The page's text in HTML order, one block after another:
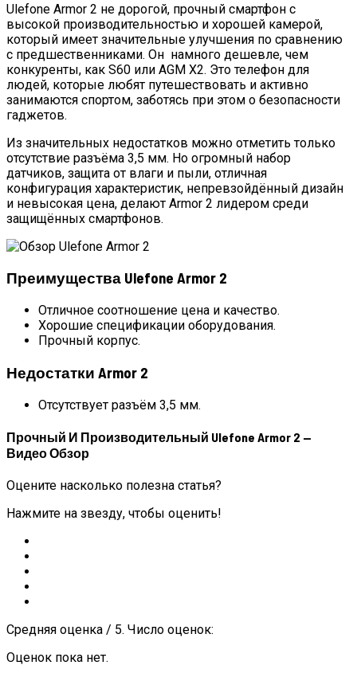
Ulefone Armor 2 не дорогой, прочный смартфон с
высокой производительностью и хорошей камерой,
который имеет значительные улучшения по сравнению
с предшественниками. Он намного дешевле, чем
конкуренты, как S60 или AGM X2. Это телефон для
людей, которые любят путешествовать и активно
занимаются спортом, заботясь при этом о безопасности
гаджетов.
Из значительных недостатков можно отметить только
отсутствие разъёма 3,5 мм. Но огромный набор
датчиков, защита от влаги и пыли, отличная
конфигурация характеристик, непревзойдённый дизайн
и невысокая цена, делают Armor 2 лидером среди
защищённых смартфонов.
Преимущества Ulefone Armor 2
Отличное соотношение цена и качество.
Хорошие спецификации оборудования.
Прочный корпус.
Недостатки Armor 2
Отсутствует разъём 3,5 мм.
Прочный И Производительный Ulefone Armor 2 —
Видео Обзор
Оцените насколько полезна статья?
Нажмите на звезду, чтобы оценить!
Средняя оценка / 5. Число оценок:
Оценок пока нет.